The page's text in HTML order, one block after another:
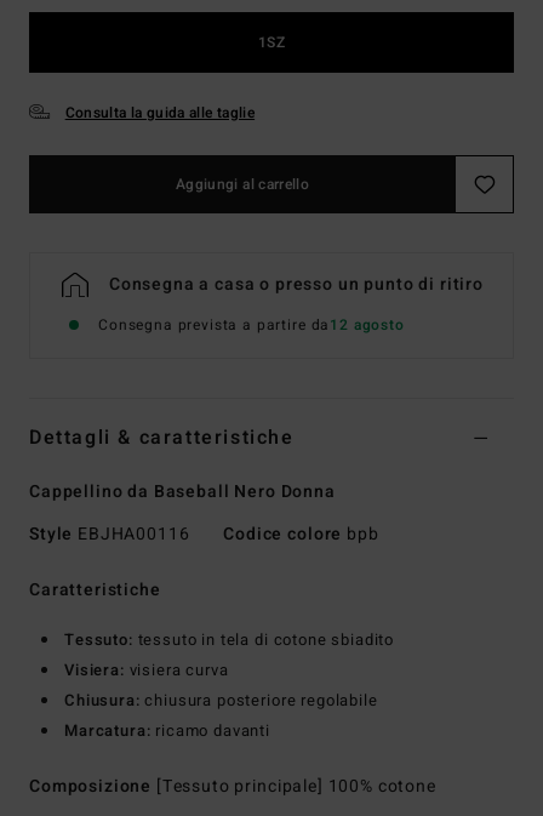
1SZ
Consulta la guida alle taglie
Aggiungi al carrello
Consegna a casa o presso un punto di ritiro
Consegna prevista a partire da12 agosto
Dettagli & caratteristiche
Cappellino da Baseball Nero Donna
Style EBJHA00116 Codice colore bpb
Caratteristiche
Tessuto: tessuto in tela di cotone sbiadito
Visiera: visiera curva
Chiusura: chiusura posteriore regolabile
Marcatura: ricamo davanti
Composizione [Tessuto principale] 100% cotone